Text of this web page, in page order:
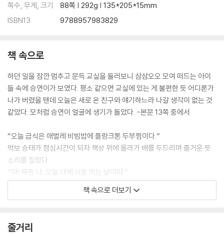
쪽수, 무게, 크기
88쪽 | 292g | 135*205*15mm
ISBN13
9788957983829
책 속으로
하던 일을 잠깐 멈추고 문득 교실을 둘러보니 삼삼오오 모여 떠드는 아이
들 속에 승연이가 보였다. 평소 같으면 교실에 있는 게 불편한 듯 어디론가
나가 버렸을 텐데 오늘은 새로 온 친구와 얘기하느라 나갈 생각이 없는 것
같았다. 모처럼 승연이 얼굴에 생기가 돌았다. -본문 13쪽 중에서
“오늘 급식은 애벌레 비빔밥에 플랑크톤 두부찜이다.”
먹보 승태가 점심시간이 되자 책상 위에 올라가 배를 두드리며 즐거운 듯
소리를 질렀다.
“아! 짜증 나. 오늘 대체 식품 먹는 날이야.”
현서가 잔뜩 얼굴을 찌푸리며 말했다.
세계가 식량 위기를 겪고 있어서 학교에서도 일주일에 두 번 대체 식품을
책 속으로 더보기
줄거리